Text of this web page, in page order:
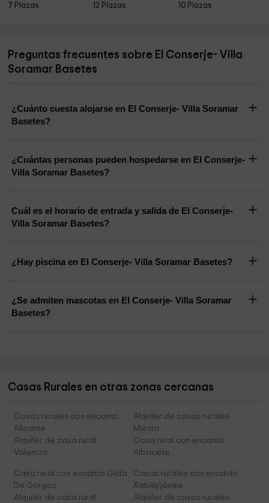
7 Plazas
12 Plazas
10 Plazas
Preguntas frecuentes sobre El Conserje- Villa
Soramar Basetes
¿Cuánto cuesta alojarse en El Conserje- Villa Soramar
Basetes?
¿Cuántas personas pueden hospedarse en El Conserje-
Villa Soramar Basetes?
Cuál es el horario de entrada y salida de El Conserje-
Villa Soramar Basetes?
¿Hay piscina en El Conserje- Villa Soramar Basetes?
¿Se admiten mascotas en El Conserje- Villa Soramar
Basetes?
Casas Rurales en otras zonas cercanas
Casas rurales con encanto
Alicante
Alquiler de casas rurales
Murcia
Alquiler de casa rural
Valencia
Casa rural con encanto
Albacete
Casa rural con encanto Gata
De Gorgos
Casas rurales con encanto
Xàbia/jávea
Alquiler de casa rural
Alquiler de casas rurales